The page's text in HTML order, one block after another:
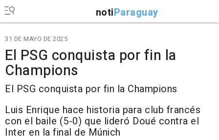
notiParaguay
31 DE MAYO DE 2025
El PSG conquista por fin la
Champions
El PSG conquista por fin la Champions
Luis Enrique hace historia para club francés
con el baile (5-0) que lideró Doué contra el
Inter en la final de Múnich